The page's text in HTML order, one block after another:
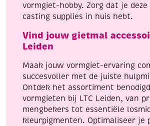
vormgiet-hobby. Zorg dat je deze
casting supplies in huis hebt.
Vind jouw gietmal
Leiden
Maak jouw vormgiet-ervaring
succesvoller met de juiste
Ontdek het assortiment
vormgieten bij LTC Leiden, van
mengbekers tot essentiële
kleurpigmenten. Optimaliseer je